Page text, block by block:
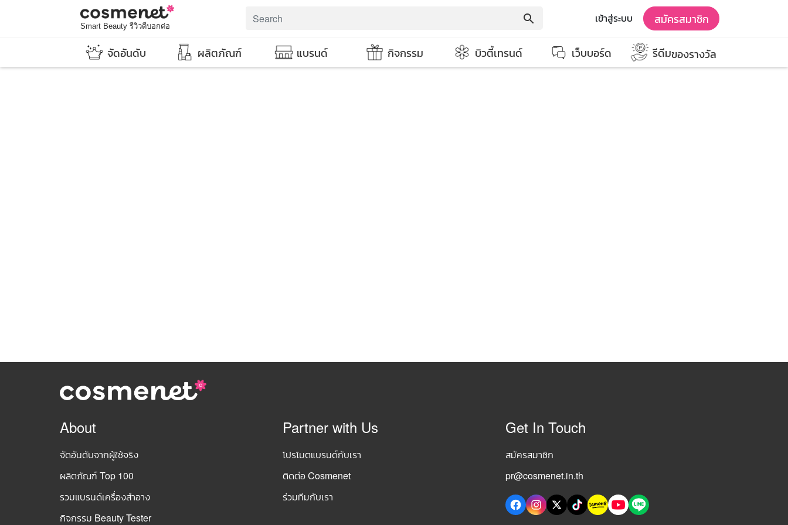
Smart Beauty รีวิวดีบอกต่อ
search เข้าสู่ระบบ สมัครสมาชิก
จัดอันดับ ผลิตภัณฑ์ แบรนด์ กิจกรรม บิวตี้เทรนด์ เว็บบอร์ด รีดีมของรางวัล
About
จัดอันดับจากผู้ใช้จริง
ผลิตภัณฑ์ Top 100
รวมแบรนด์เครื่องสำอาง
กิจกรรม Beauty Tester
Partner with Us
โปรโมตแบรนด์กับเรา
ติดต่อ Cosmenet
ร่วมทีมกับเรา
Get In Touch
สมัครสมาชิก
pr@cosmenet.in.th